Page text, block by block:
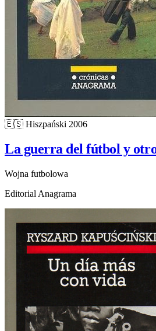
🇪🇸 Hiszpański 2006
La guerra del fútbol y
Wojna futbolowa
Editorial Anagrama